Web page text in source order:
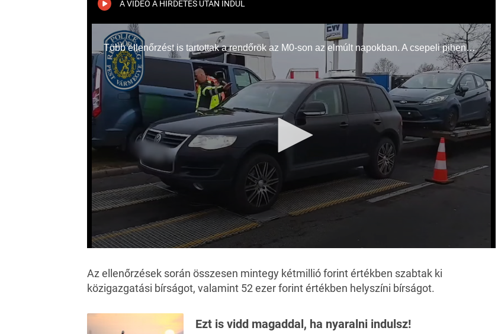
A VIDEÓ A HIRDETÉS UTÁN INDUL
Több ellenőrzést is tartottak a rendőrök az M0-son az elmúlt napokban. A csepeli pihenőben sorra bírságolták a szabálytalankodókat.
of
secondsVolume
Az ellenőrzések során összesen mintegy kétmillió forint értékben szabtak ki
közigazgatási bírságot, valamint 52 ezer forint értékben helyszíni bírságot.
Ezt is vidd magaddal, ha nyaralni indulsz!